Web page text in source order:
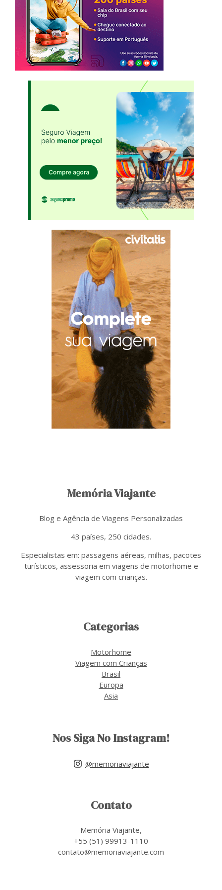
Memória Viajante
Blog e Agência de Viagens Personalizadas
43 países, 250 cidades.
Especialistas em: passagens aéreas, milhas, pacotes
turísticos, assessoria em viagens de motorhome e
viagem com crianças.
Categorias
Motorhome
Viagem com Crianças
Brasil
Europa
Asia
Nos Siga No Instagram!
@memoriaviajante
Contato
Memória Viajante,
+55 (51) 99913-1110
contato@memoriaviajante.com